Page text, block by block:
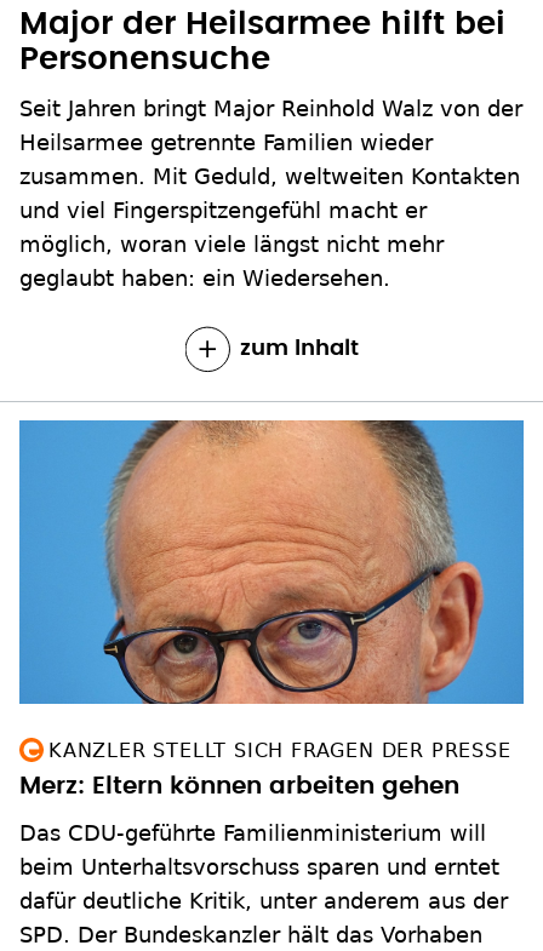
Major der Heilsarmee hilft bei
Personensuche
Seit Jahren bringt Major Reinhold Walz von der
Heilsarmee getrennte Familien wieder
zusammen. Mit Geduld, weltweiten Kontakten
und viel Fingerspitzengefühl macht er
möglich, woran viele längst nicht mehr
geglaubt haben: ein Wiedersehen.
zum Inhalt
KANZLER STELLT SICH FRAGEN DER PRESSE
Merz: Eltern können arbeiten gehen
Das CDU-geführte Familienministerium will
beim Unterhaltsvorschuss sparen und erntet
dafür deutliche Kritik, unter anderem aus der
SPD. Der Bundeskanzler hält das Vorhaben